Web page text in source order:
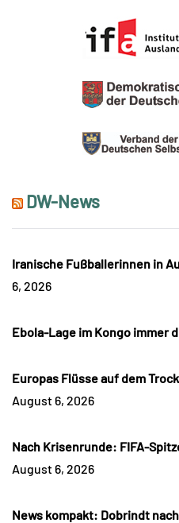
DW-News
Iranische Fußballerinnen in
6, 2026
Ebola-Lage im Kongo immer
Europas Flüsse auf dem
August 6, 2026
Nach Krisenrunde: FIFA-
August 6, 2026
News kompakt: Dobrindt